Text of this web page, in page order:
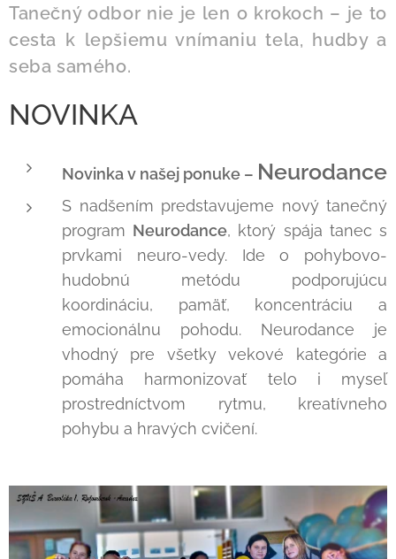
Tanečný odbor nie je len o krokoch – je to
cesta k lepšiemu vnímaniu tela, hudby a
seba samého.
NOVINKA
Novinka v našej ponuke – Neurodance
S nadšením predstavujeme nový tanečný
program Neurodance, ktorý spája tanec s
prvkami neuro-vedy. Ide o pohybovo-
hudobnú metódu podporujúcu
koordináciu, pamäť, koncentráciu a
emocionálnu pohodu. Neurodance je
vhodný pre všetky vekové kategórie a
pomáha harmonizovať telo i myseľ
prostredníctvom rytmu, kreatívneho
pohybu a hravých cvičení.